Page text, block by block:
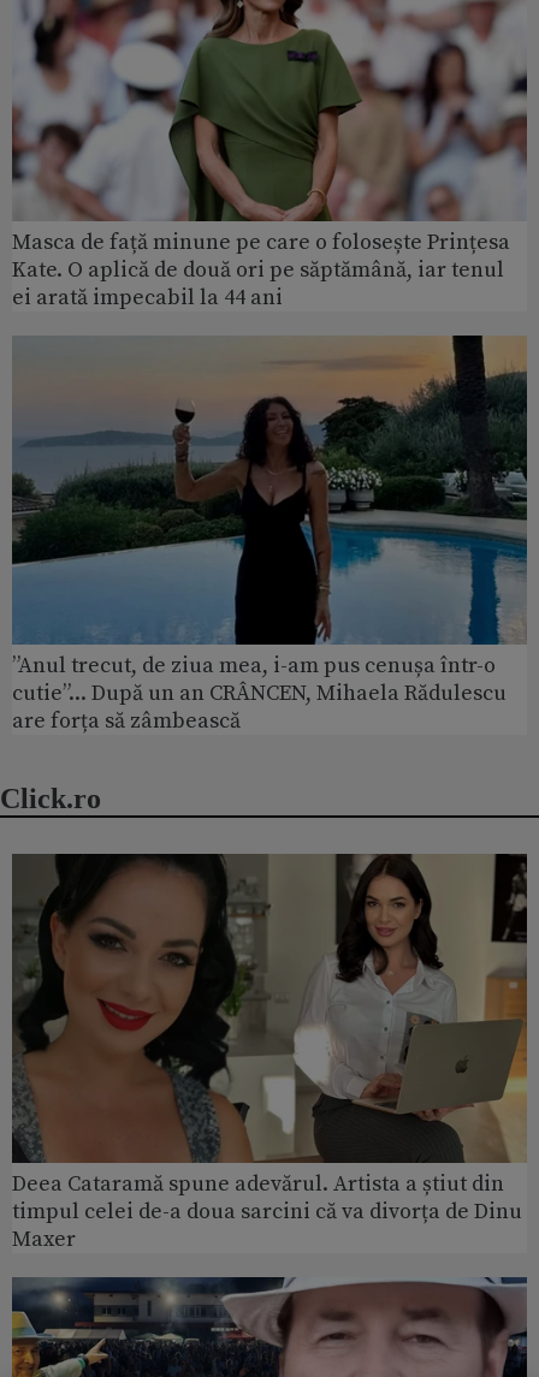
Masca de față minune pe care o folosește Prințesa
Kate. O aplică de două ori pe săptămână, iar tenul
ei arată impecabil la 44 ani
”Anul trecut, de ziua mea, i-am pus cenușa într-o
cutie”... După un an CRÂNCEN, Mihaela Rădulescu
are forța să zâmbească
Click.ro
Deea Cataramă spune adevărul. Artista a știut din
timpul celei de-a doua sarcini că va divorța de Dinu
Maxer